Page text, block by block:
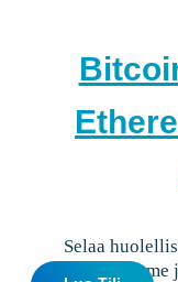
Selaa
valikoimaamme